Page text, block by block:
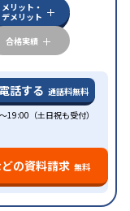
可能 不登校生に対
オンライン対応
の受講可発達障害
メリット・
デメリット
合格実績
電話する 通話料無料
19:00（土日祝も受付）
の資料請求 無料